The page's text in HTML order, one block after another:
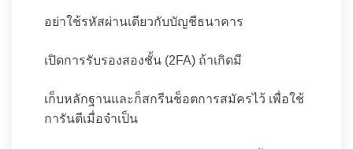
อย่าใช้รหัสผ่านเดียวกับบัญชีธนาคาร
เปิดการรับรองสองชั้น (2FA) ถ้าเกิดมี
เก็บหลักฐานและก็สกรีนช็อตการสมัครไว้ เพื่อใช้
การันตีเมื่อจำเป็น